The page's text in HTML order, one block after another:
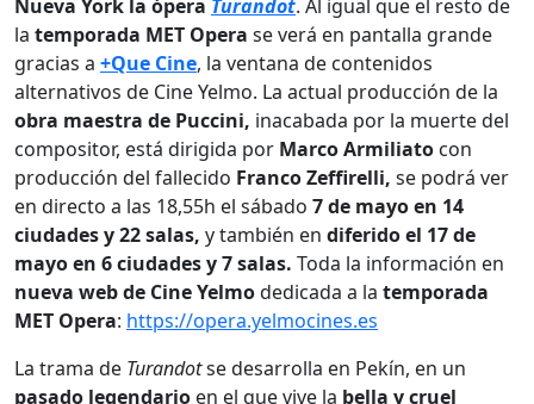
Nueva York la ópera Turandot. Al igual que el resto de
la temporada MET Opera se verá en pantalla grande
gracias a +Que Cine, la ventana de contenidos
alternativos de Cine Yelmo. La actual producción de la
obra maestra de Puccini, inacabada por la muerte del
compositor, está dirigida por Marco Armiliato con
producción del fallecido Franco Zeffirelli, se podrá ver
en directo a las 18,55h el sábado 7 de mayoen 14
ciudades y 22 salas, y también en diferido el 17 de
mayo en 6 ciudades y 7 salas. Toda la información en
nueva web de Cine Yelmodedicada a la temporada
MET Opera: https://opera.yelmocines.es
La trama de Turandotse desarrolla en Pekín, en un
pasado legendario en el que vive la bella y cruel